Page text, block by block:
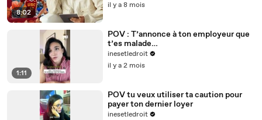
8:02
il y a 8 mois
1:11
POV : T’annonce à ton employeur que
t’es malade…
inesetledroit
il y a 2 mois
POV tu veux utiliser ta caution pour
payer ton dernier loyer
inesetledroit